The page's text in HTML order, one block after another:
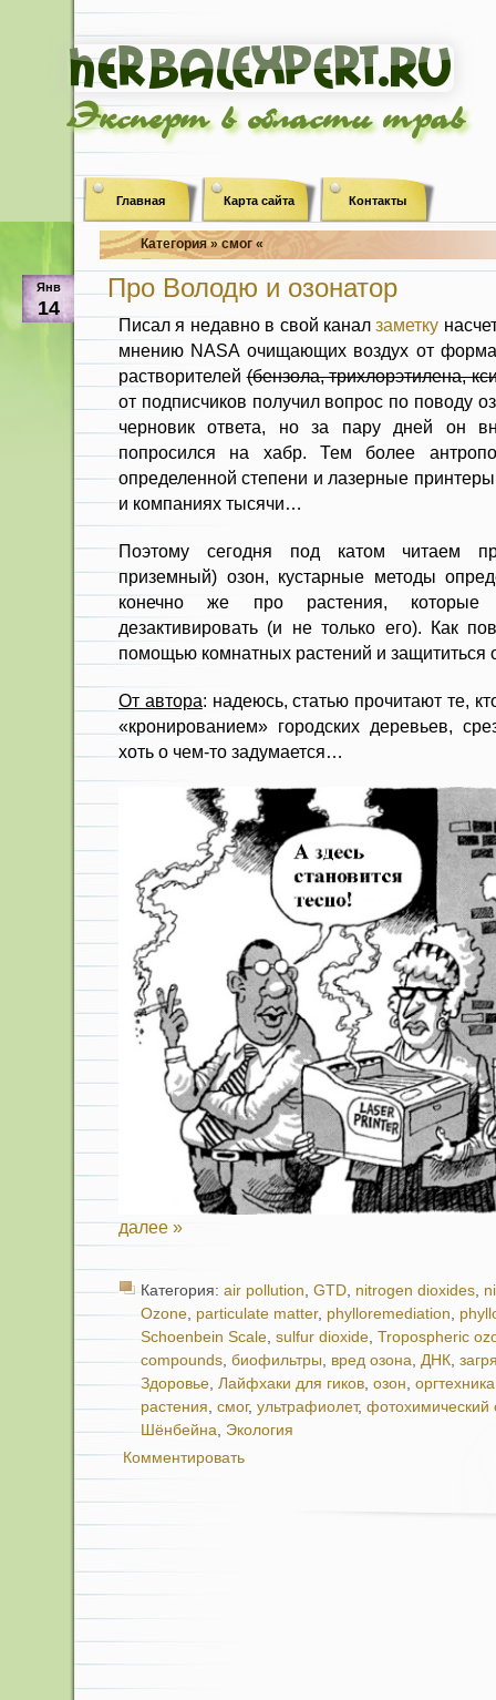
Эксперт в области трав
Главная Карта сайта Контакты
Категория » смог «
Янв
14
Про Володю и озонатор
Писал я недавно в свой каналзаметку
мнению NASA очищающих воздух от
растворителей(бензола, трихлорэтилена,
от подписчиков получил вопрос по поводу
черновик ответа, но за пару дней он
попросился на хабр. Тем более
определенной степени и лазерные
и компаниях тысячи…
Поэтому сегодня под катом читаем
приземный) озон, кустарные методы
конечно же про растения, которые
дезактивировать (и не только его). Как
помощью комнатных растений и защититься
От автора: надеюсь, статью прочитают те,
«кронированием» городских деревьев,
хоть о чем-то задумается…
далее »
Категория: air pollution, GTD, nitrogen dioxides,
Ozone, particulate matter, phylloremediation,
Schoenbein Scale, sulfur dioxide, Tropospheric
compounds, биофильтры, вред озона, ДНК,
Здоровье, Лайфхаки для гиков, озон, оргтехника
растения, смог, ультрафиолет, фотохимический
Шёнбейна, Экология
Комментировать